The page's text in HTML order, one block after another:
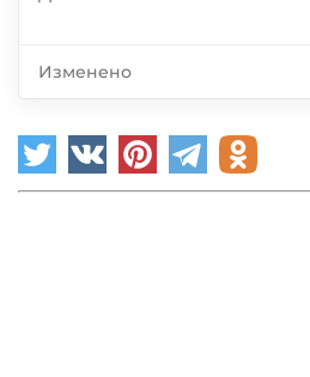
Изменено